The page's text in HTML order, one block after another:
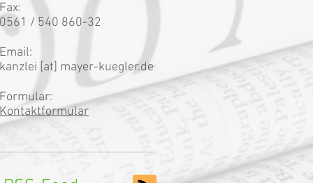
Fax:
0561 / 540 860-32
Email:
kanzlei [at] mayer-kuegler.de
Formular:
Kontaktformular